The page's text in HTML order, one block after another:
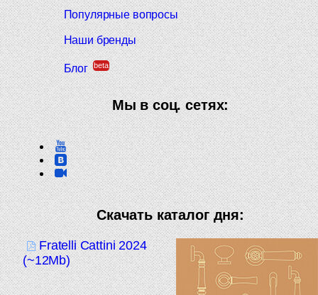
Популярные вопросы
Наши бренды
Блог beta
Мы в соц. сетях:
Скачать каталог дня:
Fratelli Cattini 2024
(~12Mb)